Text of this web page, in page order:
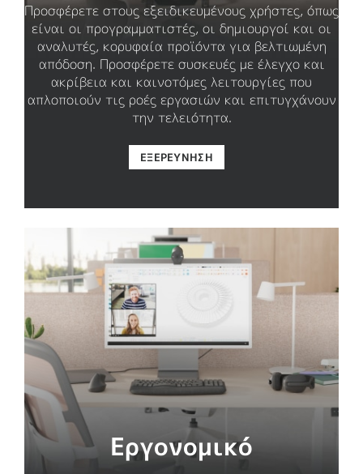
Προσφέρετε στους εξειδικευμένους χρήστες, όπως
είναι οι προγραμματιστές, οι δημιουργοί και οι
αναλυτές, κορυφαία προϊόντα για βελτιωμένη
απόδοση. Προσφέρετε συσκευές με έλεγχο και
ακρίβεια και καινοτόμες λειτουργίες που
απλοποιούν τις ροές εργασιών και επιτυγχάνουν
την τελειότητα.
ΕΞΕΡΕΎΝΗΣΗ
Εργονομικό